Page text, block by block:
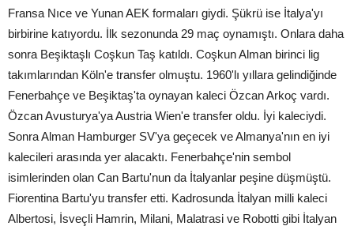
Fransa Nıce ve Yunan AEK formaları giydi. Şükrü ise İtalya'yı
birbirine katıyordu. İlk sezonunda 29 maç oynamıştı. Onlara daha
sonra Beşiktaşlı Coşkun Taş katıldı. Coşkun Alman birinci lig
takımlarından Köln'e transfer olmuştu. 1960'lı yıllara gelindiğinde
Fenerbahçe ve Beşiktaş'ta oynayan kaleci Özcan Arkoç vardı.
Özcan Avusturya'ya Austria Wien'e transfer oldu. İyi kaleciydi.
Sonra Alman Hamburger SV'ya geçecek ve Almanya'nın en iyi
kalecileri arasında yer alacaktı. Fenerbahçe'nin sembol
isimlerinden olan Can Bartu'nun da İtalyanlar peşine düşmüştü.
Fiorentina Bartu'yu transfer etti. Kadrosunda İtalyan milli kaleci
Albertosi, İsveçli Hamrin, Milani, Malatrasi ve Robotti gibi İtalyan